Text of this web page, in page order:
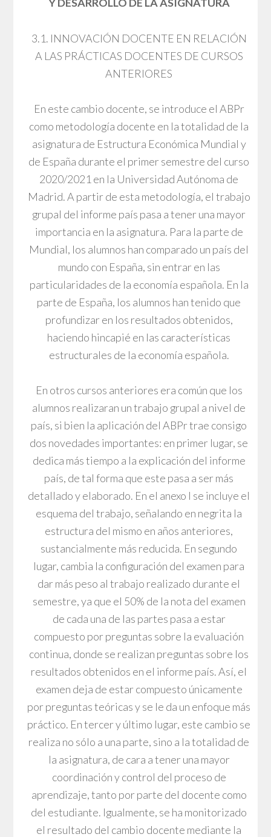
Y DESARROLLO DE LA ASIGNATURA
3.1. INNOVACIÓN DOCENTE EN RELACIÓN
A LAS PRÁCTICAS DOCENTES DE CURSOS
ANTERIORES
En este cambio docente, se introduce el ABPr
como metodología docente en la totalidad de la
asignatura de Estructura Económica Mundial y
de España durante el primer semestre del curso
2020/2021 en la Universidad Autónoma de
Madrid. A partir de esta metodología, el trabajo
grupal del informe país pasa a tener una mayor
importancia en la asignatura. Para la parte de
Mundial, los alumnos han comparado un país del
mundo con España, sin entrar en las
particularidades de la economía española. En la
parte de España, los alumnos han tenido que
profundizar en los resultados obtenidos,
haciendo hincapié en las características
estructurales de la economía española.
En otros cursos anteriores era común que los
alumnos realizaran un trabajo grupal a nivel de
país, si bien la aplicación del ABPr trae consigo
dos novedades importantes: en primer lugar, se
dedica más tiempo a la explicación del informe
país, de tal forma que este pasa a ser más
detallado y elaborado. En el anexo I se incluye el
esquema del trabajo, señalando en negrita la
estructura del mismo en años anteriores,
sustancialmente más reducida. En segundo
lugar, cambia la configuración del examen para
dar más peso al trabajo realizado durante el
semestre, ya que el 50% de la nota del examen
de cada una de las partes pasa a estar
compuesto por preguntas sobre la evaluación
continua, donde se realizan preguntas sobre los
resultados obtenidos en el informe país. Así, el
examen deja de estar compuesto únicamente
por preguntas teóricas y se le da un enfoque más
práctico. En tercer y último lugar, este cambio se
realiza no sólo a una parte, sino a la totalidad de
la asignatura, de cara a tener una mayor
coordinación y control del proceso de
aprendizaje, tanto por parte del docente como
del estudiante. Igualmente, se ha monitorizado
el resultado del cambio docente mediante la